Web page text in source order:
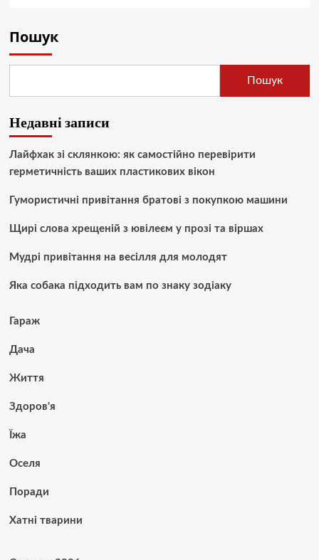
Пошук
Пошук
Недавні записи
Лайфхак зі склянкою: як самостійно перевірити
герметичність ваших пластикових вікон
Гумористичні привітання братові з покупкою машини
Щирі слова хрещеній з ювілеєм у прозі та віршах
Мудрі привітання на весілля для молодят
Яка собака підходить вам по знаку зодіаку
Гараж
Дача
Життя
Здоров'я
Їжа
Оселя
Поради
Хатні тварини